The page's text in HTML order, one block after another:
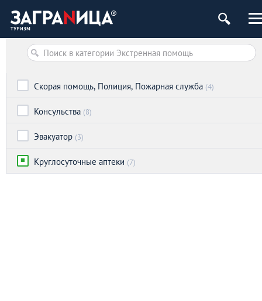
Скорая помощь, Полиция, Пожарная служба (4)
Консульства (8)
Эвакуатор (3)
Круглосуточные аптеки (7)